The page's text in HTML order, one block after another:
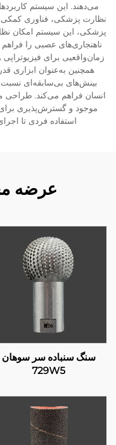
می‌دهند. این سیستم
نظارت پزشکی، فناوری کمکی
پزشکی، این سیستم امکان
ناهنجاری‌های عصبی را
زمان‌واقعیی برای
همچنین به‌عنوان ابزاری
بینش‌های بی‌سابقه‌ای نسبت
انسان فراهم می‌کند. طراحی
موجود و گسترش‌پذیری برای
استفاده فردی تا
عرضه
سنگ سنباده سر سوهان
729W5